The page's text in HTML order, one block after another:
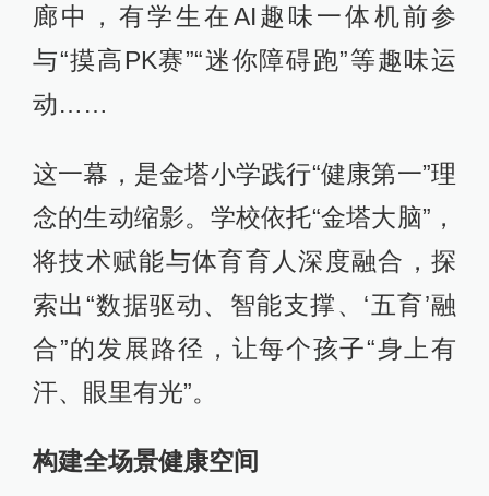
廊中，有学生在AI趣味一体机前参
与“摸高PK赛”“迷你障碍跑”等趣味运
动……
这一幕，是金塔小学践行“健康第一”理
念的生动缩影。学校依托“金塔大脑”，
将技术赋能与体育育人深度融合，探
索出“数据驱动、智能支撑、‘五育’融
合”的发展路径，让每个孩子“身上有
汗、眼里有光”。
构建全场景健康空间